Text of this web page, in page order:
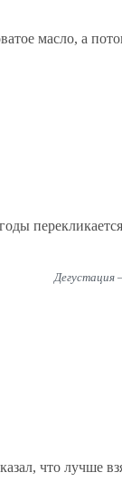
масло, а
Дегустация
что лучше